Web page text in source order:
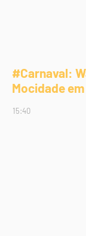
#Carnaval:
Mocidade em
15:40